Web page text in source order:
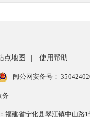
点地图 使用帮助
闽公网安备号：
务
福建省宁化县翠江镇中山路